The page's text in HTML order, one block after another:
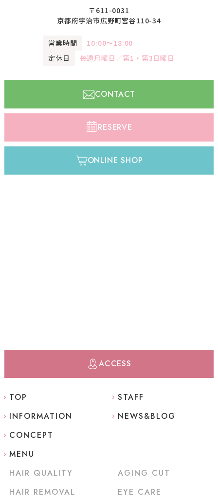
〒611-0031
京都府宇治市広野町宮谷110-34
営業時間
10:00〜18:00
定休日
毎週月曜日／第1・第3日曜日
CONTACT
RESERVE
ONLINE SHOP
ACCESS
TOP
INFORMATION
CONCEPT
STAFF
NEWS&BLOG
MENU
HAIR QUALITY
HAIR REMOVAL
AGING CUT
EYE CARE